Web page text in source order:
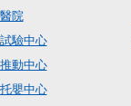
院
驗中心
動中心
嬰中心